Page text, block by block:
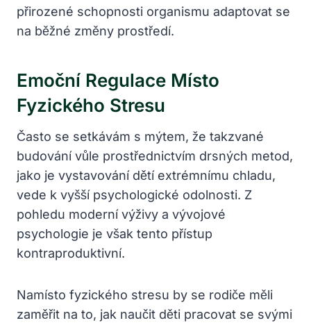
přirozené schopnosti organismu adaptovat se
na běžné změny prostředí.
Emoční Regulace Místo
Fyzického Stresu
Často se setkávám s mýtem, že takzvané
budování vůle prostřednictvím drsných metod,
jako je vystavování dětí extrémnímu chladu,
vede k vyšší psychologické odolnosti. Z
pohledu moderní výživy a vývojové
psychologie je však tento přístup
kontraproduktivní.
Namísto fyzického stresu by se rodiče měli
zaměřit na to, jak naučit děti pracovat se svými